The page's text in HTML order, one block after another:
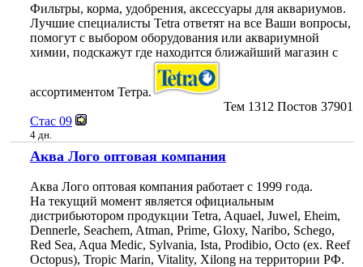
Фильтры, корма, удобрения, аксессуары для аквариумов.
Лучшие специалисты Tetra ответят на все Ваши вопросы,
помогут с выбором оборудования или аквариумной
химии, подскажут где находится ближайший магазин с
ассортиментом Тетра.
Тем 1312 Постов 37901
Стас 09
4 дн.
Аква Лого оптовая компания
Аква Лого оптовая компания работает с 1999 года.
На текущий момент является официальным
дистрибьютором продукции Tetra, Aquael, Juwel, Eheim,
Dennerle, Seachem, Atman, Prime, Gloxy, Naribo, Schego,
Red Sea, Aqua Medic, Sylvania, Ista, Prodibio, Octo (ex. Reef
Octopus), Tropic Marin, Vitality, Xilong на территории РФ.